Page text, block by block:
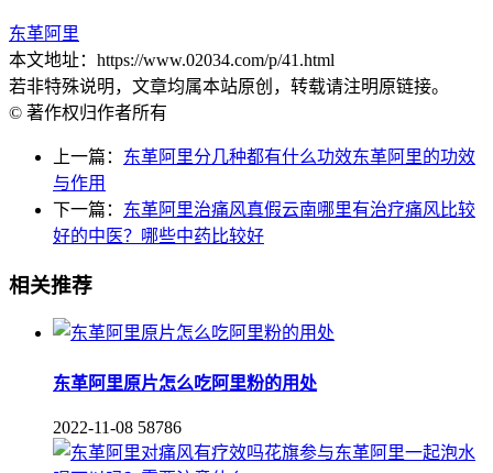
东革阿里
本文地址：https://www.02034.com/p/41.html
若非特殊说明，文章均属本站原创，转载请注明原链接。
© 著作权归作者所有
上一篇： 东革阿里分几种都有什么功效东革阿里的功效
与作用
下一篇： 东革阿里治痛风真假云南哪里有治疗痛风比较
好的中医？哪些中药比较好
相关推荐
东革阿里原片怎么吃阿里粉的用处
2022-11-08 58786